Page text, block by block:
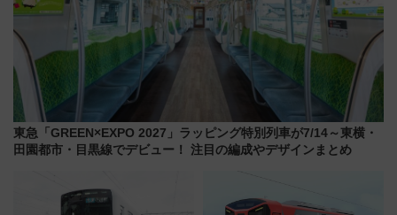
東急「GREEN×EXPO 2027」ラッピング特別列車が7/14～東横・
田園都市・目黒線でデビュー！ 注目の編成やデザインまとめ